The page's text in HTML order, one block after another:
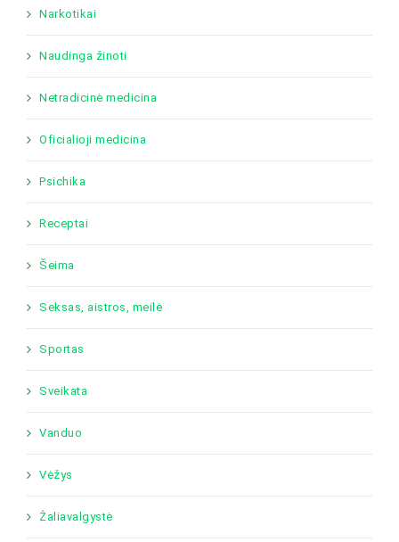
Narkotikai
Naudinga žinoti
Netradicinė medicina
Oficialioji medicina
Psichika
Receptai
Šeima
Seksas, aistros, meilė
Sportas
Sveikata
Vanduo
Vėžys
Žaliavalgystė